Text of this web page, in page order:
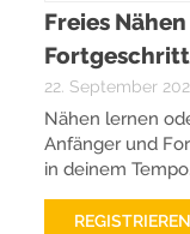
Freies
22. September
Nähen lernen
Anfänger und
in deinem Tempo.